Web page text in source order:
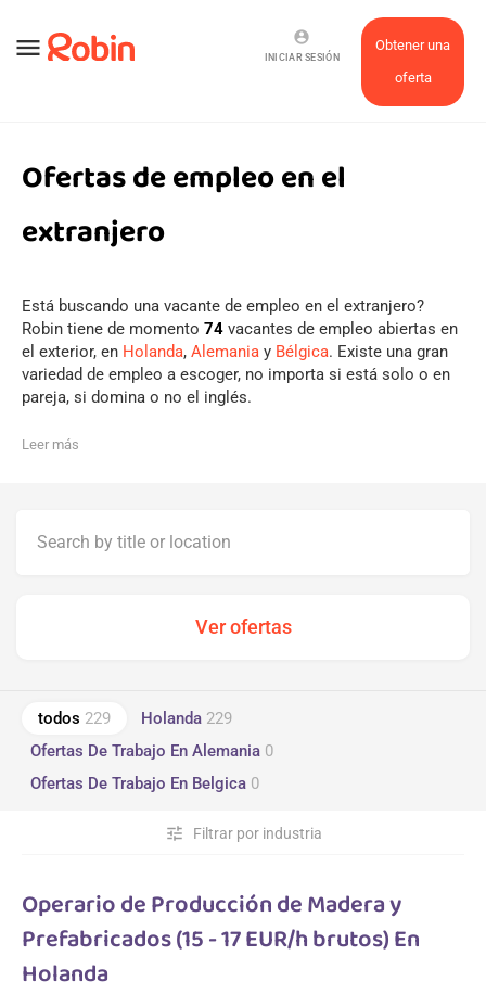
menu
Obtener una
oferta
account_circle
INICIAR SESIÓN
Ofertas de empleo en el
extranjero
Está buscando una vacante de empleo en el extranjero?
Robin tiene de momento 74 vacantes de empleo abiertas en
el exterior, en Holanda, Alemania y Bélgica. Existe una gran
variedad de empleo a escoger, no importa si está solo o en
pareja, si domina o no el inglés.
Leer más
todos 229 Holanda 229
Ofertas De Trabajo En Alemania 0
Ofertas De Trabajo En Belgica 0
Filtrar por industria
tune
Operario de Producción de Madera y
Prefabricados (15 - 17 EUR/h brutos) En
Holanda